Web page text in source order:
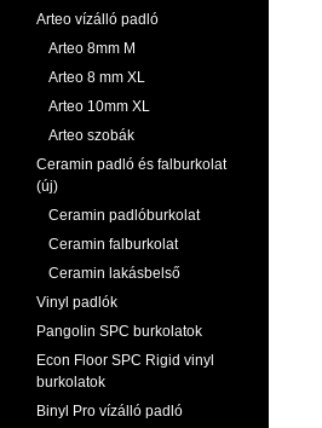
Arteo vízálló padló
Arteo 8mm M
Arteo 8 mm XL
Arteo 10mm XL
Arteo szobák
Ceramin padló és falburkolat
(új)
Ceramin padlóburkolat
Ceramin falburkolat
Ceramin lakásbelső
Vinyl padlók
Pangolin SPC burkolatok
Econ Floor SPC Rigid vinyl
burkolatok
Binyl Pro vízálló padló